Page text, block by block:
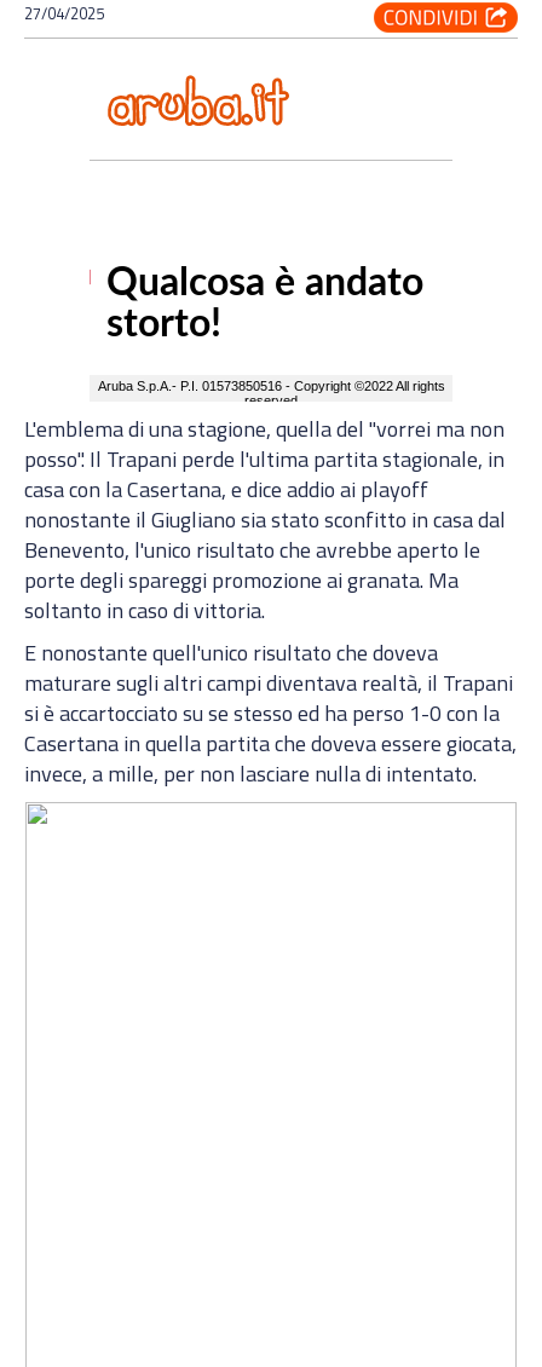
27/04/2025
L'emblema di una stagione, quella del "vorrei ma non
posso". Il Trapani perde l'ultima partita stagionale, in
casa con la Casertana, e dice addio ai playoff
nonostante il Giugliano sia stato sconfitto in casa dal
Benevento, l'unico risultato che avrebbe aperto le
porte degli spareggi promozione ai granata. Ma
soltanto in caso di vittoria.
E nonostante quell'unico risultato che doveva
maturare sugli altri campi diventava realtà, il Trapani
si è accartocciato su se stesso ed ha perso 1-0 con la
Casertana in quella partita che doveva essere giocata,
invece, a mille, per non lasciare nulla di intentato.